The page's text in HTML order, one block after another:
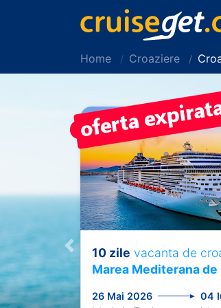
Home Croaziere
Previous
PRET REDUS!
10 zile vacanta de
Marea Mediterana de
26 Mai 2026 04